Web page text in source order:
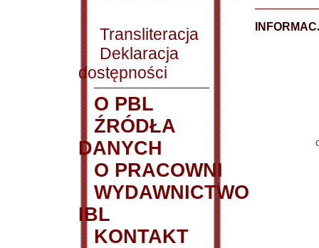
Transliteracja
Deklaracja
dostępności
O PBL
ŹRÓDŁA
DANYCH
O PRACOWNI
WYDAWNICTWO
IBL
KONTAKT